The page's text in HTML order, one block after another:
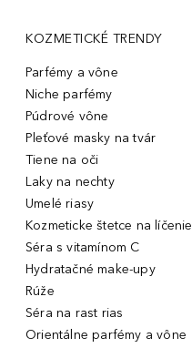
KOZMETICKÉ TRENDY
Parfémy a vône
Niche parfémy
Púdrové vône
Pleťové masky na tvár
Tiene na oči
Laky na nechty
Umelé riasy
Kozmeticke štetce na líčenie
Séra s vitamínom C
Hydratačné make-upy
Rúže
Séra na rast rias
Orientálne parfémy a vône